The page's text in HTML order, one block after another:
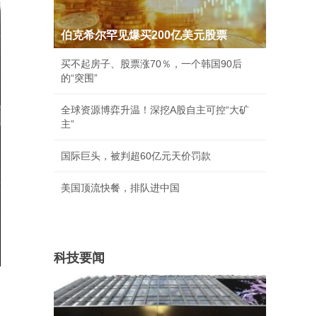
伯克希尔罕见爆买200亿美元股票
买不起房子、股票涨70％，一个韩国90后
的“突围”
全球资源博弈升温！深挖A股自主可控“大矿
主”
国际巨头，被判超60亿元天价罚款
美国顶流快餐，排队进中国
科技要闻